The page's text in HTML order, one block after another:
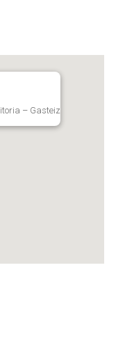
– Gasteiz